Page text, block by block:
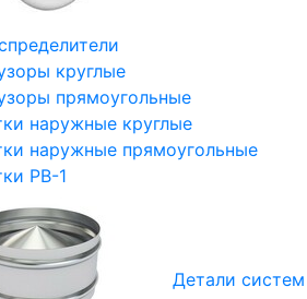
круглые
прямоугольные
наружные круглые
наружные прямоугольные
РВ-1
Детали систем